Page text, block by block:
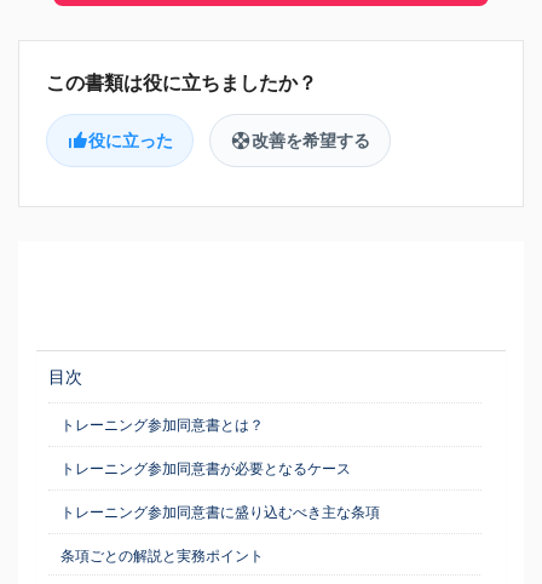
役に立った 改善を希望する
目次
トレーニング参加同意書とは？
トレーニング参加同意書が必要となるケース
トレーニング参加同意書に盛り込むべき主な条項
条項ごとの解説と実務ポイント